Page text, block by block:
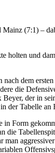
(7:1) –
holten und
dem
die
der in
der Tabelle an
in Form
die